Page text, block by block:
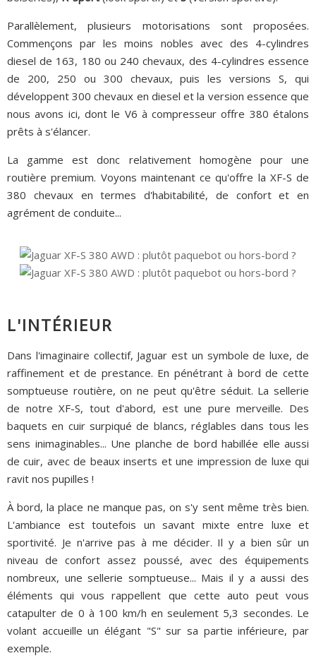
Parallèlement, plusieurs motorisations sont proposées.
Commençons par les moins nobles avec des 4-cylindres
diesel de 163, 180 ou 240 chevaux, des 4-cylindres essence
de 200, 250 ou 300 chevaux, puis les versions S, qui
développent 300 chevaux en diesel et la version essence que
nous avons ici, dont le V6 à compresseur offre 380 étalons
prêts à s'élancer.
La gamme est donc relativement homogène pour une
routière premium. Voyons maintenant ce qu'offre la XF-S de
380 chevaux en termes d'habitabilité, de confort et en
agrément de conduite...
L'INTÉRIEUR
Dans l'imaginaire collectif, Jaguar est un symbole de luxe, de
raffinement et de prestance. En pénétrant à bord de cette
somptueuse routière, on ne peut qu'être séduit. La sellerie
de notre XF-S, tout d'abord, est une pure merveille. Des
baquets en cuir surpiqué de blancs, réglables dans tous les
sens inimaginables... Une planche de bord habillée elle aussi
de cuir, avec de beaux inserts et une impression de luxe qui
ravit nos pupilles !
À bord, la place ne manque pas, on s'y sent même très bien.
L'ambiance est toutefois un savant mixte entre luxe et
sportivité. Je n'arrive pas à me décider. Il y a bien sûr un
niveau de confort assez poussé, avec des équipements
nombreux, une sellerie somptueuse... Mais il y a aussi des
éléments qui vous rappellent que cette auto peut vous
catapulter de 0 à 100 km/h en seulement 5,3 secondes. Le
volant accueille un élégant "S" sur sa partie inférieure, par
exemple.